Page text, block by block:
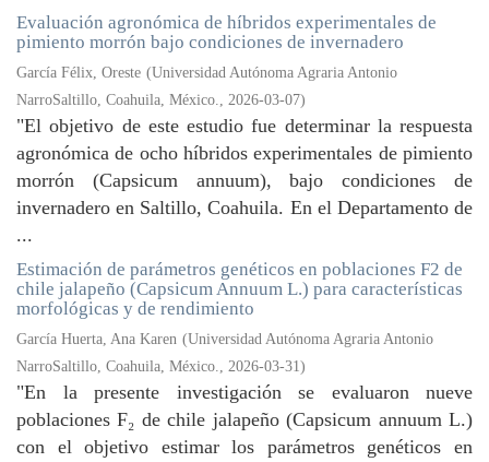
Evaluación agronómica de híbridos experimentales de
pimiento morrón bajo condiciones de invernadero
García Félix, Oreste (Universidad Autónoma Agraria Antonio
NarroSaltillo, Coahuila, México., 2026-03-07)
"El objetivo de este estudio fue determinar la respuesta
agronómica de ocho híbridos experimentales de pimiento
morrón (Capsicum annuum), bajo condiciones de
invernadero en Saltillo, Coahuila. En el Departamento de
...
Estimación de parámetros genéticos en poblaciones F2 de
chile jalapeño (Capsicum Annuum L.) para características
morfológicas y de rendimiento
García Huerta, Ana Karen (Universidad Autónoma Agraria Antonio
NarroSaltillo, Coahuila, México., 2026-03-31)
"En la presente investigación se evaluaron nueve
poblaciones F₂ de chile jalapeño (Capsicum annuum L.)
con el objetivo estimar los parámetros genéticos en